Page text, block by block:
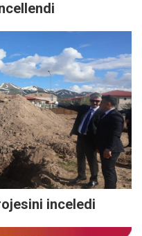
inceledi